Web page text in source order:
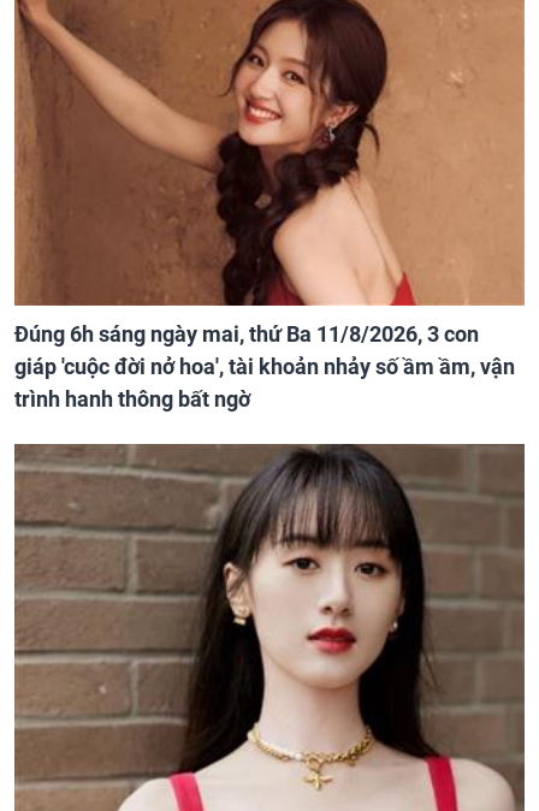
Đúng 6h sáng ngày mai, thứ Ba 11/8/2026, 3 con
giáp 'cuộc đời nở hoa', tài khoản nhảy số ầm ầm, vận
trình hanh thông bất ngờ